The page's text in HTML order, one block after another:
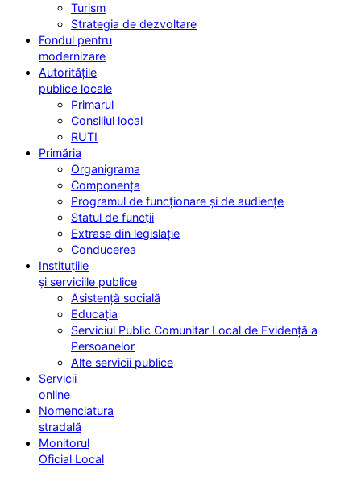
Turism
Strategia de dezvoltare
Fondul pentru
modernizare
Autoritățile
publice locale
Primarul
Consiliul local
RUTI
Primăria
Organigrama
Componența
Programul de funcționare și de audiențe
Statul de funcții
Extrase din legislație
Conducerea
Instituțiile
și serviciile publice
Asistență socială
Educația
Serviciul Public Comunitar Local de Evidență a
Persoanelor
Alte servicii publice
Servicii
online
Nomenclatura
stradală
Monitorul
Oficial Local